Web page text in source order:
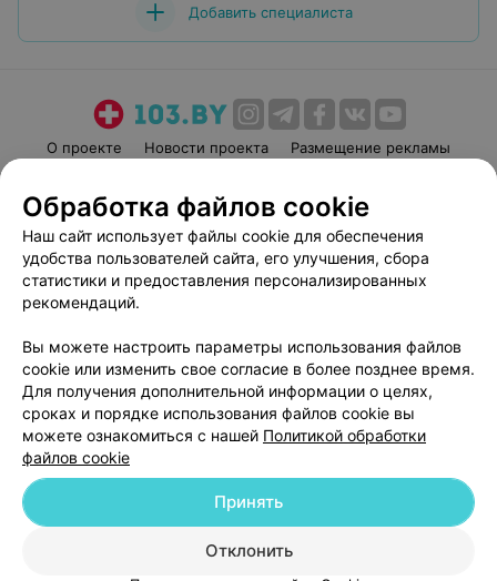
Добавить специалиста
О проекте Новости проекта
Размещение рекламы
Пользовательское соглашение
Способы оплаты
Вакансии
Партнеры
Написать руководителю 103.by
Обработка персональных данных
© 2026 ООО «Артокс Лаб», УНП 191700409
| 220012, Республика Беларусь,
г. Минск, улица Толбухина, 2, пом. 16 | help@103.by
Служба поддержки +375 291212755
Обработка файлов cookie
Наш сайт использует файлы cookie для обеспечения
удобства пользователей сайта, его улучшения, сбора
статистики и предоставления персонализированных
рекомендаций.
Вы можете настроить параметры использования файлов
cookie или изменить свое согласие в более позднее время.
Для получения дополнительной информации о целях,
сроках и порядке использования файлов cookie вы
можете ознакомиться с нашей Политикой обработки
файлов cookie
Отклонить
Принять